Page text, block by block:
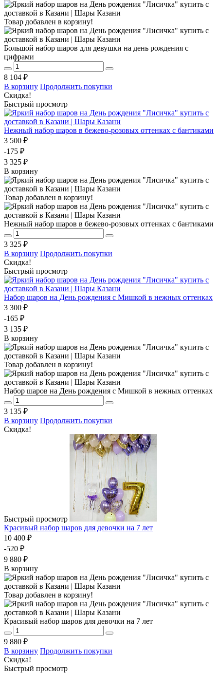
Товар добавлен в корзину!
Большой набор шаров для девушки на день рождения с
цифрами
8 104 ₽
В корзину Продолжить покупки
Скидка!
Быстрый просмотр
Нежный набор шаров в бежево-розовых оттенках с бантиками
3 500 ₽
-175 ₽
3 325 ₽
В корзину
Товар добавлен в корзину!
Нежный набор шаров в бежево-розовых оттенках с бантиками
3 325 ₽
В корзину Продолжить покупки
Скидка!
Быстрый просмотр
Набор шаров на День рождения с Мишкой в нежных оттенках
3 300 ₽
-165 ₽
3 135 ₽
В корзину
Товар добавлен в корзину!
Набор шаров на День рождения с Мишкой в нежных оттенках
3 135 ₽
В корзину Продолжить покупки
Скидка!
Быстрый просмотр
Красивый набор шаров для девочки на 7 лет
10 400 ₽
-520 ₽
9 880 ₽
В корзину
Товар добавлен в корзину!
Красивый набор шаров для девочки на 7 лет
9 880 ₽
В корзину Продолжить покупки
Скидка!
Быстрый просмотр